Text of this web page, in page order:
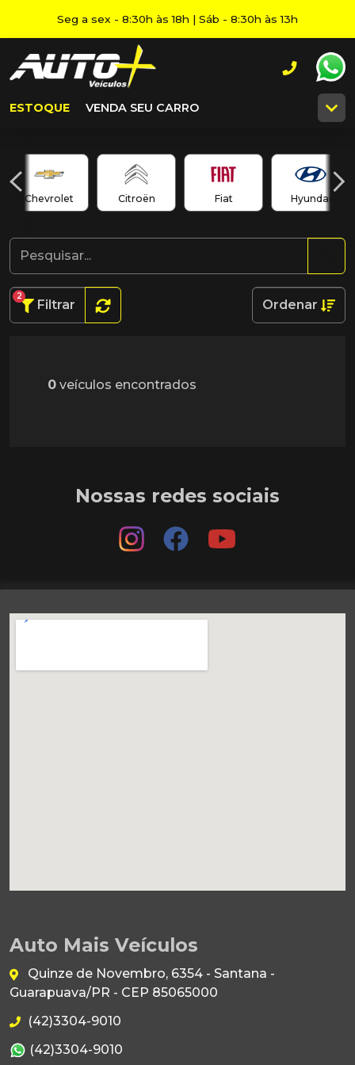
Seg a sex - 8:30h às 18h | Sáb - 8:30h às 13h
ESTOQUE VENDA SEU CARRO
Chevrolet Citroën Fiat Hyundai
Filtrar
2
Ordenar
0 veículos encontrados
Nossas redes sociais
Auto Mais Veículos
Quinze de Novembro, 6354 - Santana -
Guarapuava/PR - CEP 85065000
(42)3304-9010
(42)3304-9010